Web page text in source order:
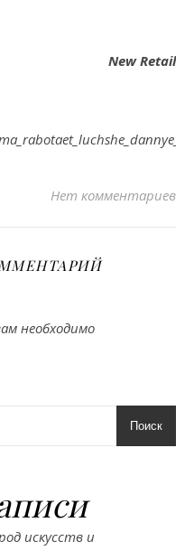
New Retail
Нет комментариев
необходимо
Поиск
искусств и